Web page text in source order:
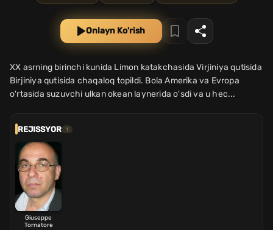
Onlayn Ko'rish
XX asrning birinchi kunida Limon katakchasida Virjiniya qutisida
Birjiniya qutisida chaqaloq topildi. Bola Amerika va Evropa
o'rtasida suzuvchi ulkan okean laynerida o'sdi va u hec...
REJISSYOR 1
Giuseppe
Tornatore